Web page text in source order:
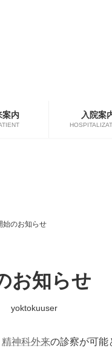
案内 入院案
始のお知らせ
お知らせ
yoktokuuser
精神科外来の診察が可能